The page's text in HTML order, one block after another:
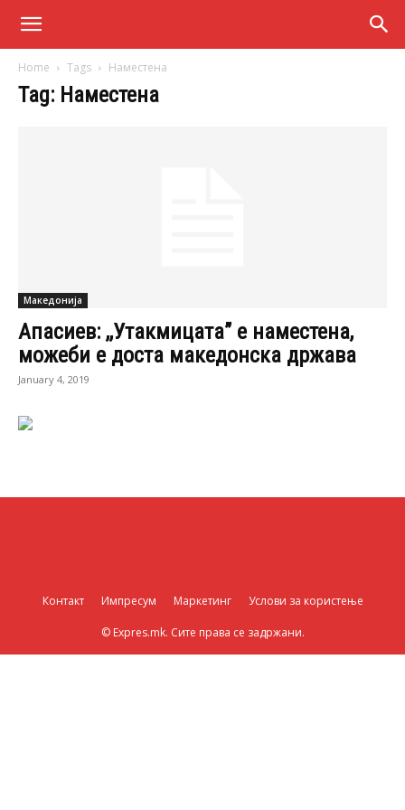
Home Tags Наместена
Tag: Наместена
Македонија
Апасиев: ,,Утакмицата” е наместена,
можеби е доста македонска држава
January 4, 2019
Контакт Импресум Маркетинг Услови за користење
© Expres.mk. Сите права се задржани.